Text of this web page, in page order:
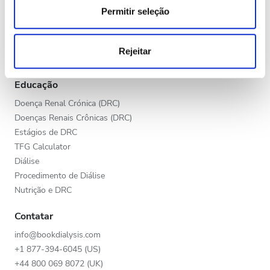
analisar o nosso tráfego. Também partilhamos
informações acerca da sua utilização do site com os
nossos parceiros de redes sociais, de publicidade e de
análise, que as podem combinar com outras informações
que lhes forneceu ou recolhidas por estes a partir da sua
utilização dos respetivos serviços.
Permitir seleção
Rejeitar
Noite
Avaliação
Boas
Muito Boas
Excelentes
Escrever sua clínica
Educação
Doença Renal Crónica (DRC)
Doenças Renais Crônicas (DRC)
Estágios de DRC
TFG Calculator
Diálise
Procedimento de Diálise
Nutrição e DRC
Contatar
info@bookdialysis.com
+1 877-394-6045 (US)
+44 800 069 8072 (UK)